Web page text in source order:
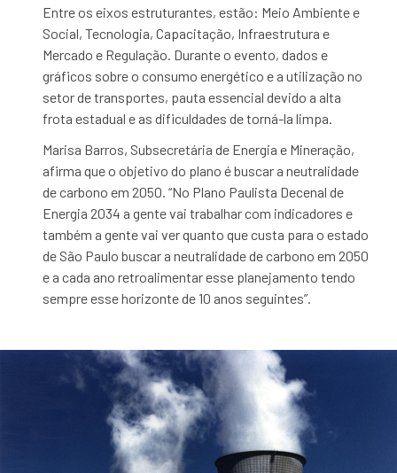
Entre os eixos estruturantes, estão: Meio Ambiente e
Social, Tecnologia, Capacitação, Infraestrutura e
Mercado e Regulação. Durante o evento, dados e
gráficos sobre o consumo energético e a utilização no
setor de transportes, pauta essencial devido a alta
frota estadual e as dificuldades de torná-la limpa.
Marisa Barros, Subsecretária de Energia e Mineração,
afirma que o objetivo do plano é buscar a neutralidade
de carbono em 2050. “No Plano Paulista Decenal de
Energia 2034 a gente vai trabalhar com indicadores e
também a gente vai ver quanto que custa para o estado
de São Paulo buscar a neutralidade de carbono em 2050
e a cada ano retroalimentar esse planejamento tendo
sempre esse horizonte de 10 anos seguintes”.